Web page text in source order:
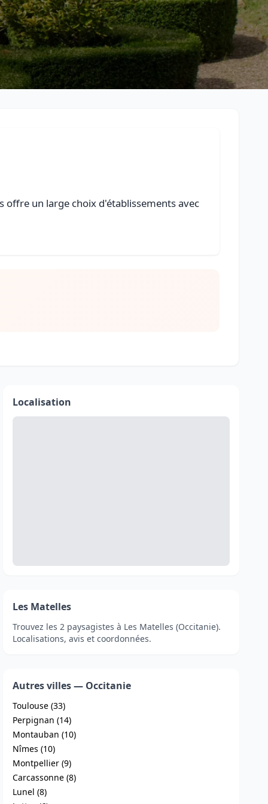
offre un large choix d'établissements avec
Localisation
Les Matelles
Trouvez les 2 paysagistes à Les Matelles (Occitanie).
Localisations, avis et coordonnées.
Autres villes — Occitanie
Toulouse (33)
Perpignan (14)
Montauban (10)
Nîmes (10)
Montpellier (9)
Carcassonne (8)
Lunel (8)